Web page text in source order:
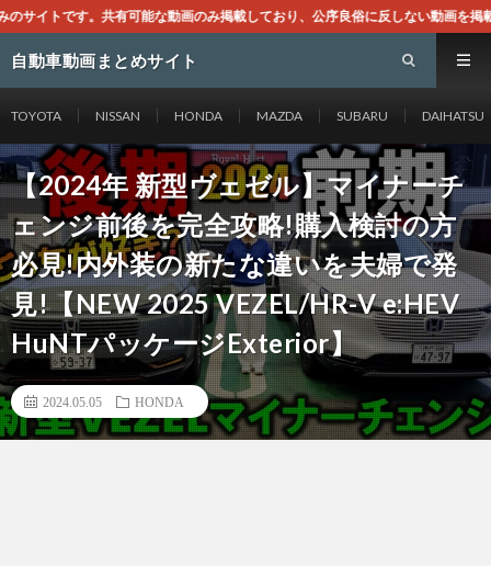
序良俗に反しない動画を掲載する様に心掛けておりますが、もし一般通念
自動車動画まとめサイト
TOYOTA NISSAN HONDA MAZDA SUBARU DAIHATSU
【2024年 新型ヴェゼル】マイナーチ
ェンジ前後を完全攻略!購入検討の方
必見!内外装の新たな違いを夫婦で発
見!【NEW 2025 VEZEL/HR-V e:HEV
HuNTパッケージExterior】
2024.05.05 HONDA